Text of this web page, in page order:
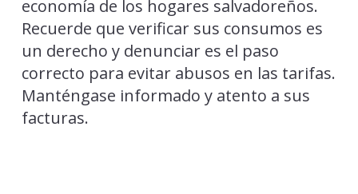
economía de los hogares salvadoreños.
Recuerde que verificar sus consumos es
un derecho y denunciar es el paso
correcto para evitar abusos en las tarifas.
Manténgase informado y atento a sus
facturas.